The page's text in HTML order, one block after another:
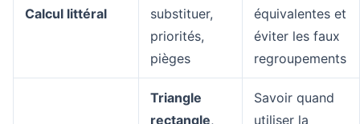
Calcul littéral
substituer,
priorités,
pièges
équivalentes et
éviter les faux
regroupements
Triangle
rectangle,
Savoir quand
utiliser la